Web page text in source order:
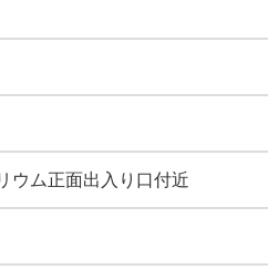
ム正面出入り口付近